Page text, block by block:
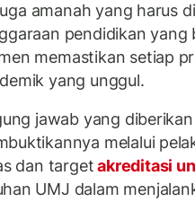
amanah yang harus
pendidikan yang
memastikan setiap
yang unggul.
jawab yang
melalui
dan targetakreditasi
UMJ dalam